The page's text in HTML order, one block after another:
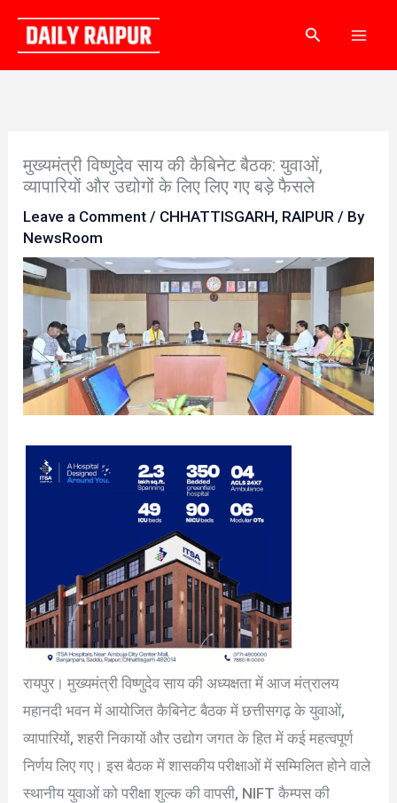
content
Search
मुख्यमंत्री विष्णुदेव साय की कैबिनेट बैठक: युवाओं,
व्यापारियों और उद्योगों के लिए लिए गए बड़े फैसले
Leave a Comment / CHHATTISGARH, RAIPUR / By
NewsRoom
रायपुर। मुख्यमंत्री विष्णुदेव साय की अध्यक्षता में आज मंत्रालय
महानदी भवन में आयोजित कैबिनेट बैठक में छत्तीसगढ़ के युवाओं,
व्यापारियों, शहरी निकायों और उद्योग जगत के हित में कई महत्वपूर्ण
निर्णय लिए गए। इस बैठक में शासकीय परीक्षाओं में सम्मिलित होने वाले
स्थानीय युवाओं को परीक्षा शुल्क की वापसी, NIFT कैम्पस की